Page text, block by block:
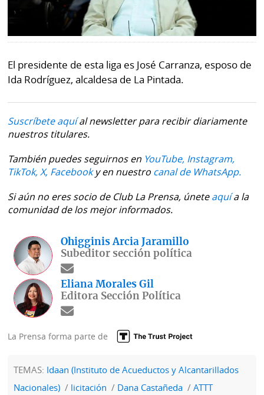
El presidente de esta liga es José Carranza, esposo de
Ida Rodríguez, alcaldesa de La Pintada.
Suscríbete aquíal newsletter para recibir diariamente
nuestros titulares.
También puedes seguirnos en YouTube, Instagram,
TikTok, X, Facebooky en nuestro canal de WhatsApp.
Si aún no eres socio de Club La Prensa, úneteaquía la
comunidad de los mejor informados.
Ohigginis Arcia Jaramillo
Subeditor sección política
Eliana Morales Gil
Editora Sección Política
La Prensa forma parte de
TEMAS: Idaan (Instituto de Acueductos y Alcantarillados
Nacionales)
licitación Dana Castañeda
ATTT